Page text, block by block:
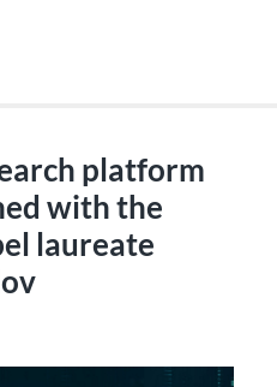
platform
with the
laureate